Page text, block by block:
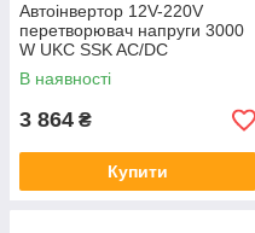
Автоінвертор 12V-220V
перетворювач напруги 3000
W UKC SSK AC/DC
В наявності
3 864 ₴
Купити